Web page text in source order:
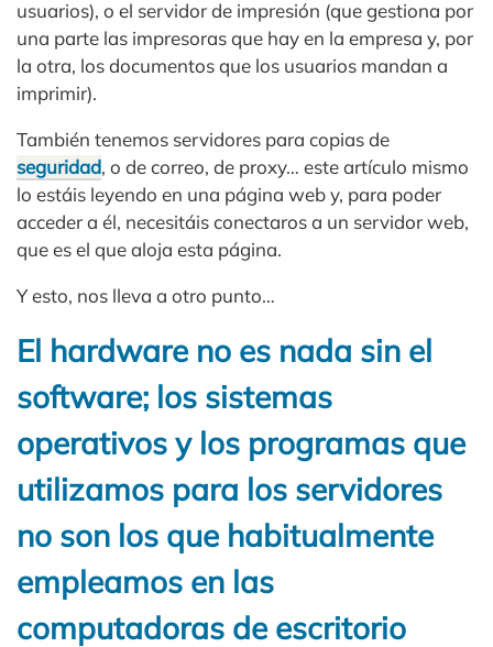
usuarios), o el servidor de impresión (que gestiona por
una parte las impresoras que hay en la empresa y, por
la otra, los documentos que los usuarios mandan a
imprimir).
También tenemos servidores para copias de
seguridad, o de correo, de proxy… este artículo mismo
lo estáis leyendo en una página web y, para poder
acceder a él, necesitáis conectaros a un servidor web,
que es el que aloja esta página.
Y esto, nos lleva a otro punto…
El hardware no es nada sin el
software; los sistemas
operativos y los programas que
utilizamos para los servidores
no son los que habitualmente
empleamos en las
computadoras de escritorio